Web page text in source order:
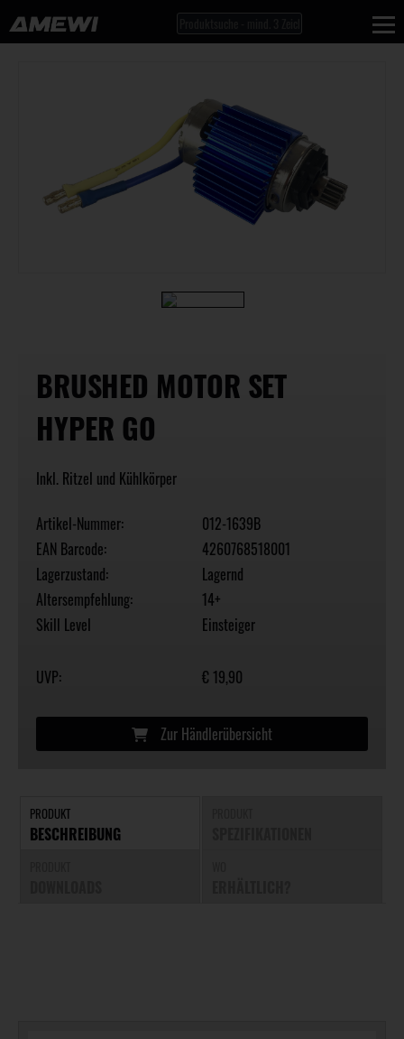
BRUSHED MOTOR SET
HYPER GO
Inkl. Ritzel und Kühlkörper
Artikel-Nummer:
012-1639B
EAN Barcode:
4260768518001
Lagerzustand:
Lagernd
Altersempfehlung:
14+
Skill Level
Einsteiger
UVP: € 19,90
Zur Händlerübersicht
PRODUKT
BESCHREIBUNG